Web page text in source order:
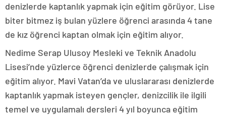
denizlerde kaptanlık yapmak için eğitim görüyor. Lise
biter bitmez iş bulan yüzlere öğrenci arasında 4 tane
de kız öğrenci kaptan olmak için eğitim alıyor.
Nedime Serap Ulusoy Mesleki ve Teknik Anadolu
Lisesi’nde yüzlerce öğrenci denizlerde çalışmak için
eğitim alıyor. Mavi Vatan’da ve uluslararası denizlerde
kaptanlık yapmak isteyen gençler, denizcilik ile ilgili
temel ve uygulamalı dersleri 4 yıl boyunca eğitim